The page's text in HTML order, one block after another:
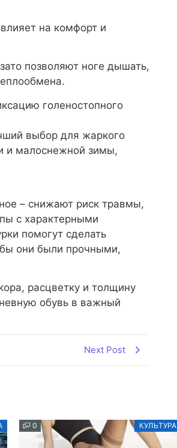
на комфорт и
позволяют ноге дышать,
голеностопного
выбор для жаркого
и малоснежной зимы,
– снижают риск травмы,
с характерными
помогут сделать
они были прочными,
расцветку и толщину
обувь в важный
Next Post
0 КУЛЬТУРА